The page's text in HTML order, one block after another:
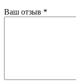
Ваш отзыв *